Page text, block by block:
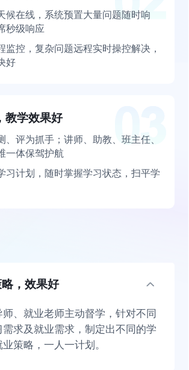
候在线，系统预置大量问题随时响
秒级响应
监控，复杂问题远程实时操控解决，
好
教学效果好
、评为抓手；讲师、助教、班主任、
一体保驾护航
习计划，随时掌握学习状态，扫平学
，效果好
、就业老师主动督学，针对不同
求及就业需求，制定出不同的学
策略，一人一计划。